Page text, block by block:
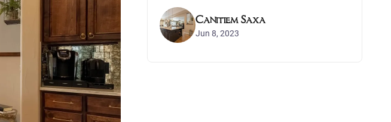
Canitiem Saxa
Jun 8, 2023